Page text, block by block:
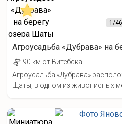
1/46
Агроусадьба «Дубрава» на
90 км от Витебска
Агроусадьба «Дубрава»
Щаты, в одном из живописных